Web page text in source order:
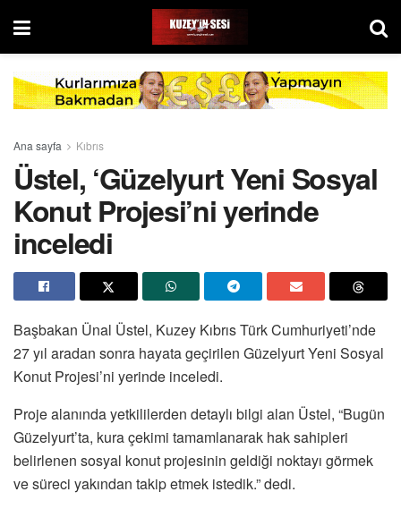
Ana sayfa Kıbrıs
Üstel, ‘Güzelyurt Yeni Sosyal
Konut Projesi’ni yerinde
inceledi
Başbakan Ünal Üstel, Kuzey Kıbrıs Türk Cumhuriyeti’nde
27 yıl aradan sonra hayata geçirilen Güzelyurt Yeni Sosyal
Konut Projesi’ni yerinde inceledi.
Proje alanında yetkililerden detaylı bilgi alan Üstel, “Bugün
Güzelyurt’ta, kura çekimi tamamlanarak hak sahipleri
belirlenen sosyal konut projesinin geldiği noktayı görmek
ve süreci yakından takip etmek istedik.” dedi.